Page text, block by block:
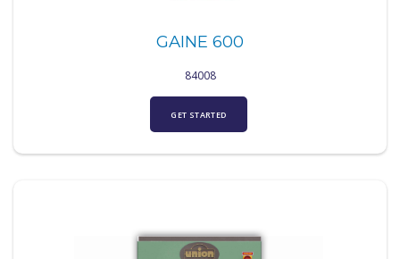
GAINE 600
84008
GET STARTED